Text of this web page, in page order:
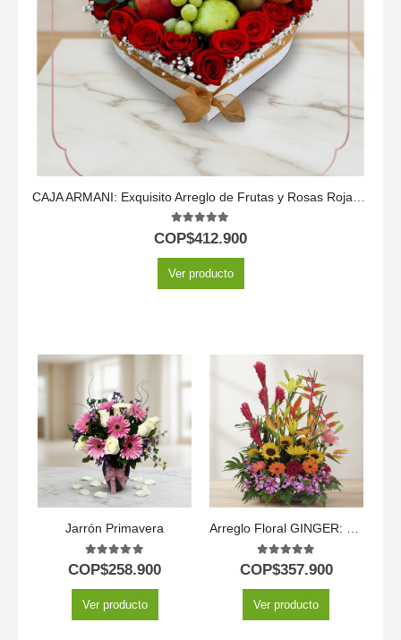
5.00out of 5
COP$412.900
Ver producto
Jarrón Primavera
5.00out of 5
COP$258.900
Ver producto
Arreglo Floral GINGER: Diseño Exótico con Orquídea Hawaiana 🌿
5.00out of 5
COP$357.900
Ver producto